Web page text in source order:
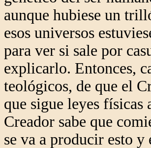
aunque hubiese un
esos universos
para ver si sale por
explicarlo. Entonces,
teológicos, de que el
que sigue leyes
Creador sabe que
se va a producir esto